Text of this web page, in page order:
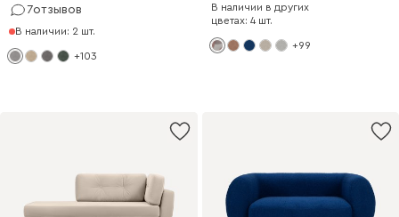
7отзывов
В наличии: 2 шт.
+103
В наличии в других
цветах: 4 шт.
+99